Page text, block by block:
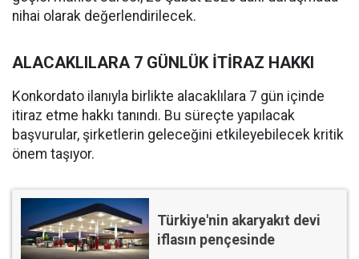
nihai olarak değerlendirilecek.
ALACAKLILARA 7 GÜNLÜK İTİRAZ HAKKI
Konkordato ilanıyla birlikte alacaklılara 7 gün içinde
itiraz etme hakkı tanındı. Bu süreçte yapılacak
başvurular, şirketlerin geleceğini etkileyebilecek kritik
önem taşıyor.
Türkiye'nin akaryakıt devi
iflasın pençesinde